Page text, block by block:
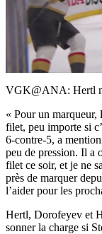
VGK@ANA: Hertl
« Pour un marqueur,
filet, peu importe si
6-contre-5, a
peu de pression. Il a
filet ce soir, et je ne
près de marquer
l’aider pour les
Hertl, Dorofeyev et
sonner la charge si